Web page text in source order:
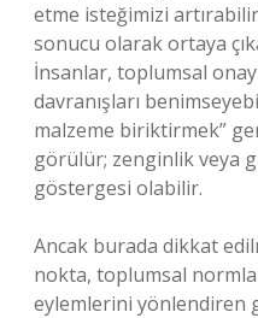
etme isteğimizi
sonucu olarak ortaya
İnsanlar, toplumsal onay
davranışları
malzeme biriktirmek”
görülür; zenginlik veya
göstergesi olabilir.
Ancak burada dikkat
nokta, toplumsal
eylemlerini yönlendiren